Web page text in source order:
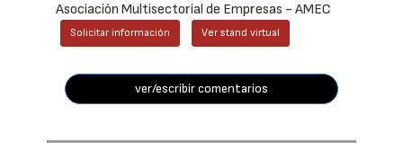
Asociación Multisectorial de Empresas - AMEC
Solicitar información Ver stand virtual
ver/escribir comentarios